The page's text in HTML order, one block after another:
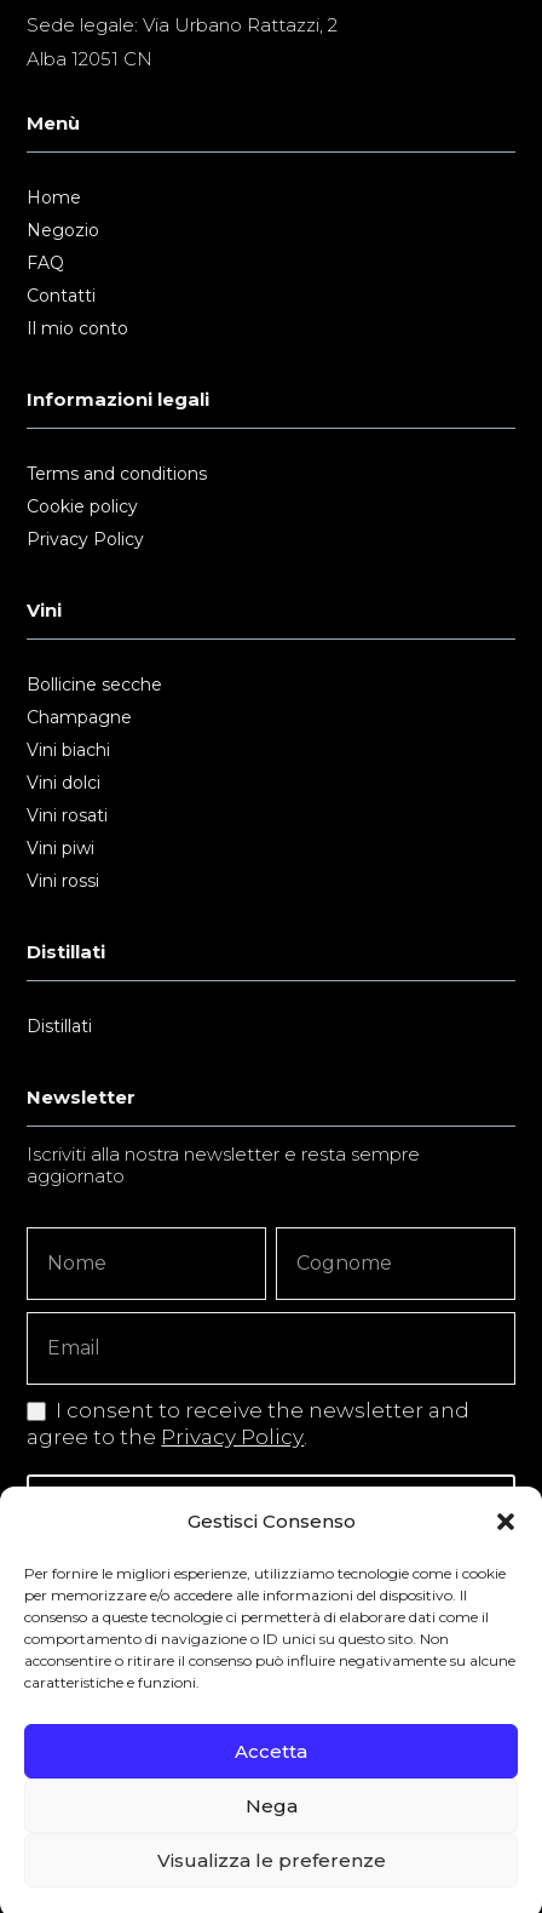
Gestisci Consenso
Per fornire le migliori esperienze, utilizziamo tecnologie come i cookie
per memorizzare e/o accedere alle informazioni del dispositivo. Il
consenso a queste tecnologie ci permetterà di elaborare dati come il
comportamento di navigazione o ID unici su questo sito. Non
acconsentire o ritirare il consenso può influire negativamente su alcune
caratteristiche e funzioni.
Accetta
Nega
Visualizza le preferenze
Sede legale: Via Urbano Rattazzi, 2
Alba 12051 CN
Menù
Home
Negozio
FAQ
Contatti
Il mio conto
Informazioni legali
Terms and conditions
Cookie policy
Privacy Policy
Vini
Bollicine secche
Champagne
Vini biachi
Vini dolci
Vini rosati
Vini piwi
Vini rossi
Distillati
Distillati
Newsletter
Iscriviti alla nostra newsletter e resta sempre
aggiornato
Signup
Copy
I consent to receive the newsletter and
agree to the Privacy Policy
Iscriviti alla newsletter
Degustibus invita al consumo responsabile.
La vendita di bevande alcoliche è vietata ai
Paese di residenza. L’abuso di alcol è
pericoloso per la salute.